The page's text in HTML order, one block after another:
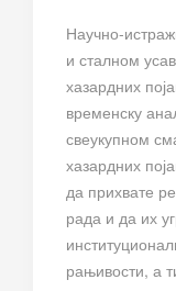
Научно-
и сталном
хазардних
временску
свеукупном
хазардних
да прихвате
рада и да их
рањивости, а